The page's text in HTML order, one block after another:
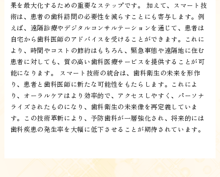
果を最大化するための重要なステップです。 加えて、スマート技
術は、患者の歯科訪問の必要性を減らすことにも寄与します。例
えば、遠隔診療やデジタルコンサルテーションを通じて、患者は
自宅から歯科医師のアドバイスを受けることができます。これに
より、時間やコストの節約はもちろん、緊急事態や遠隔地に住む
患者に対しても、質の高い歯科医療サービスを提供することが可
能になります。 スマート技術の統合は、歯科衛生の未来を形作
り、患者と歯科医師に新たな可能性をもたらします。これによ
り、オーラルケアはより効率的で、アクセスしやすく、パーソナ
ライズされたものになり、歯科衛生の未来像を再定義していま
す。この技術革新により、予防歯科が一層強化され、将来的には
歯科疾患の発生率を大幅に低下させることが期待されています。